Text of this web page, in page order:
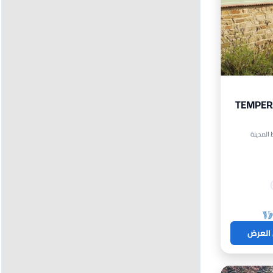
العرض